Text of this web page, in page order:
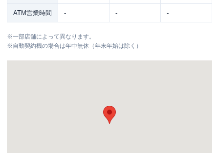
ATM営業時間 - - -
※一部店舗によって異なります。
※自動契約機の場合は年中無休（年末年始は除く）